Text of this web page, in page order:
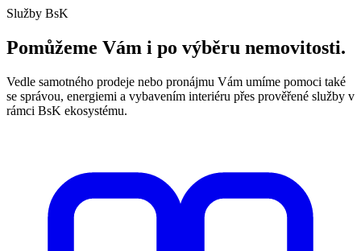
Služby BsK
Pomůžeme Vám i po výběru nemovitosti.
Vedle samotného prodeje nebo pronájmu Vám umíme pomoci také
se správou, energiemi a vybavením interiéru přes prověřené služby v
rámci BsK ekosystému.